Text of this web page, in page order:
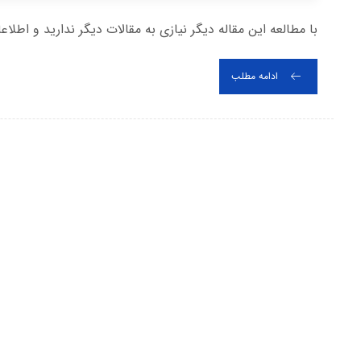
با مطالعه این مقاله دیگر نیازی به مقالات دیگر ندارید و
ادامه مطلب